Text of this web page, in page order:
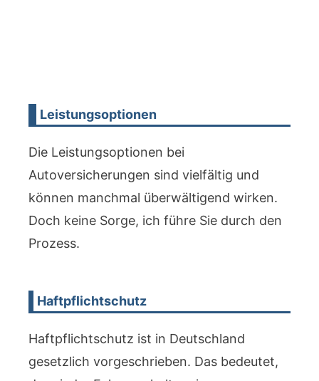
Leistungsoptionen
Die Leistungsoptionen bei
Autoversicherungen sind vielfältig und
können manchmal überwältigend wirken.
Doch keine Sorge, ich führe Sie durch den
Prozess.
Haftpflichtschutz
Haftpflichtschutz ist in Deutschland
gesetzlich vorgeschrieben. Das bedeutet,